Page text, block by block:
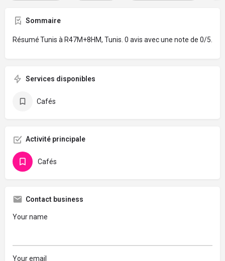
Sommaire
RésuméTunis à R47M+8HM, Tunis. 0 avis avec une note de 0/5.
Services disponibles
Cafés
Activité principale
Cafés
Contact business
Your name
Your email